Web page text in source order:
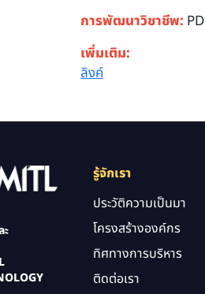
การพัฒนาวิชาชีพ:
เพิ่มเติม:
ลิงค์
รู้จักเรา
ประวัติความเป็นมา
โครงสร้างองค์กร
ทิศทางการบริหาร
ติดต่อเรา